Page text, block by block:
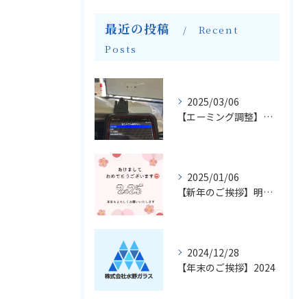
最近の投稿
Recent
Posts
2025/03/06
【エーミング調整】輸入車のフロントガラス交換とエーミングについて
2025/01/06
【新年のご挨拶】明けましておめでとうございます
2024/12/28
【年末のご挨拶】2024